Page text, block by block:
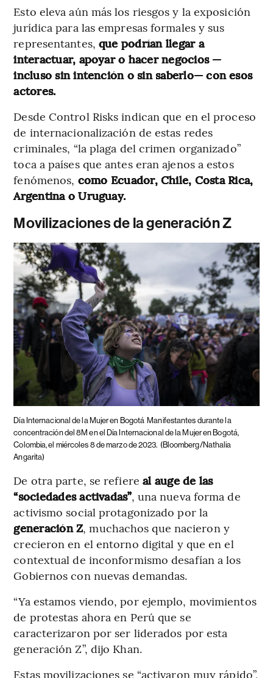
Esto eleva aún más los riesgos y la exposición
jurídica para las empresas formales y sus
representantes, que podrían llegar a
interactuar, apoyar o hacer negocios —
incluso sin intención o sin saberlo— con esos
actores.
Desde Control Risks indican que en el proceso
de internacionalización de estas redes
criminales, “la plaga del crimen organizado”
toca a países que antes eran ajenos a estos
fenómenos, como Ecuador, Chile, Costa Rica,
Argentina o Uruguay.
Movilizaciones de la generación Z
Día Internacional de la Mujer en Bogotá Manifestantes durante la
concentración del 8M en el Día Internacional de la Mujer en Bogotá,
Colombia, el miércoles 8 de marzo de 2023. (Bloomberg/Nathalia
Angarita)
De otra parte, se refiere al auge de las
“sociedades activadas”, una nueva forma de
activismo social protagonizado por la
generación Z, muchachos que nacieron y
crecieron en el entorno digital y que en el
contextual de inconformismo desafían a los
Gobiernos con nuevas demandas.
“Ya estamos viendo, por ejemplo, movimientos
de protestas ahora en Perú que se
caracterizaron por ser liderados por esta
generación Z”, dijo Khan.
Estas movilizaciones se “activaron muy rápido”,